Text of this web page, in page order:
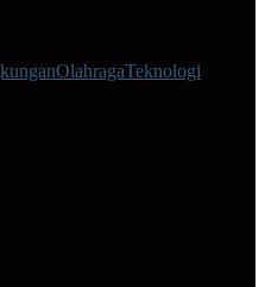
OlahragaTeknologi